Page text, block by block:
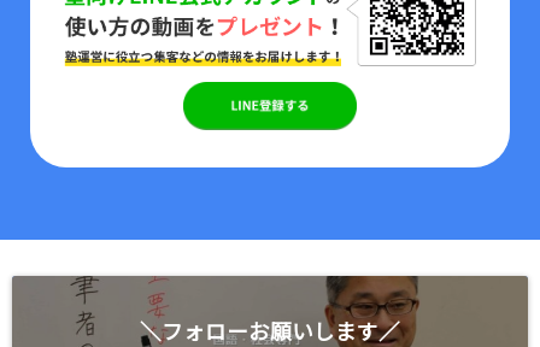
＼フォローお願いします／